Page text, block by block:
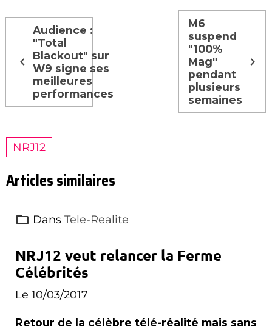
Audience :
"Total
Blackout" sur
W9 signe ses
meilleures
performances
M6
suspend
"100%
Mag"
pendant
plusieurs
semaines
NRJ12
Articles similaires
Dans Tele-Realite
NRJ12 veut relancer la Ferme
Célébrités
Le 10/03/2017
Retour de la célèbre télé-réalité mais sans